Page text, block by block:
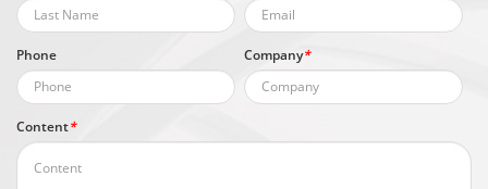
Phone Company*
Content*